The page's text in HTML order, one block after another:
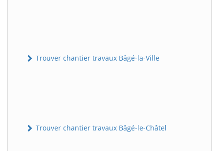
Trouver chantier travaux Bâgé-la-Ville
Trouver chantier travaux Bâgé-le-Châtel